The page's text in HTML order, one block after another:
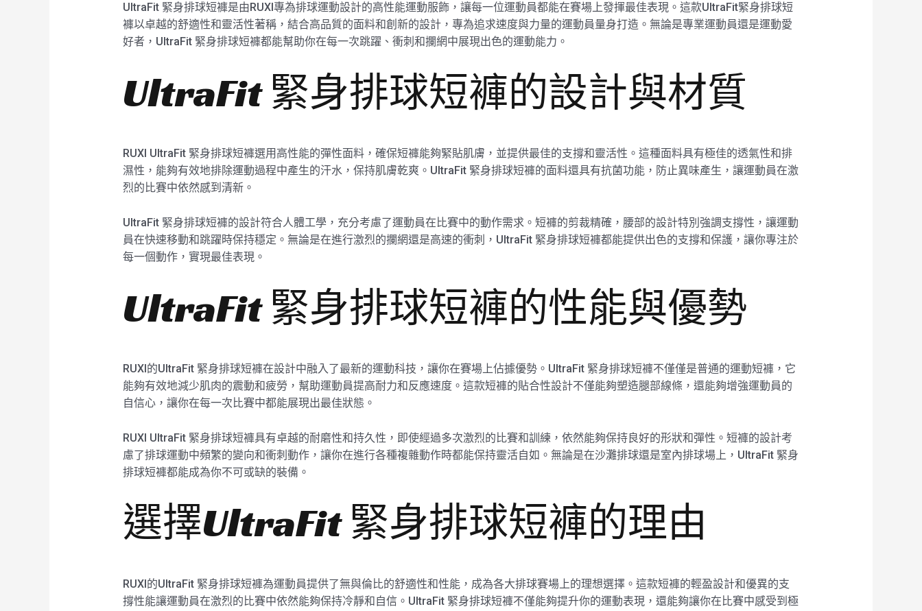
UltraFit 緊身排球短褲是由RUXI專為排球運動設計的高性能運動服飾，讓每一位運動員都能在賽場上發揮最佳表現。這款UltraFit緊身排球短
褲以卓越的舒適性和靈活性著稱，結合高品質的面料和創新的設計，專為追求速度與力量的運動員量身打造。無論是專業運動員還是運動愛
好者，UltraFit 緊身排球短褲都能幫助你在每一次跳躍、衝刺和攔網中展現出色的運動能力。
UltraFit 緊身排球短褲的設計與材質
RUXI UltraFit 緊身排球短褲選用高性能的彈性面料，確保短褲能夠緊貼肌膚，並提供最佳的支撐和靈活性。這種面料具有極佳的透氣性和排
濕性，能夠有效地排除運動過程中產生的汗水，保持肌膚乾爽。UltraFit 緊身排球短褲的面料還具有抗菌功能，防止異味產生，讓運動員在激
烈的比賽中依然感到清新。
UltraFit 緊身排球短褲的設計符合人體工學，充分考慮了運動員在比賽中的動作需求。短褲的剪裁精確，腰部的設計特別強調支撐性，讓運動
員在快速移動和跳躍時保持穩定。無論是在進行激烈的攔網還是高速的衝刺，UltraFit 緊身排球短褲都能提供出色的支撐和保護，讓你專注於
每一個動作，實現最佳表現。
UltraFit 緊身排球短褲的性能與優勢
RUXI的UltraFit 緊身排球短褲在設計中融入了最新的運動科技，讓你在賽場上佔據優勢。UltraFit 緊身排球短褲不僅僅是普通的運動短褲，它
能夠有效地減少肌肉的震動和疲勞，幫助運動員提高耐力和反應速度。這款短褲的貼合性設計不僅能夠塑造腿部線條，還能夠增強運動員的
自信心，讓你在每一次比賽中都能展現出最佳狀態。
RUXI UltraFit 緊身排球短褲具有卓越的耐磨性和持久性，即使經過多次激烈的比賽和訓練，依然能夠保持良好的形狀和彈性。短褲的設計考
慮了排球運動中頻繁的變向和衝刺動作，讓你在進行各種複雜動作時都能保持靈活自如。無論是在沙灘排球還是室內排球場上，UltraFit 緊身
排球短褲都能成為你不可或缺的裝備。
選擇UltraFit 緊身排球短褲的理由
RUXI的UltraFit 緊身排球短褲為運動員提供了無與倫比的舒適性和性能，成為各大排球賽場上的理想選擇。這款短褲的輕盈設計和優異的支
撐性能讓運動員在激烈的比賽中依然能夠保持冷靜和自信。UltraFit 緊身排球短褲不僅能夠提升你的運動表現，還能夠讓你在比賽中感受到極